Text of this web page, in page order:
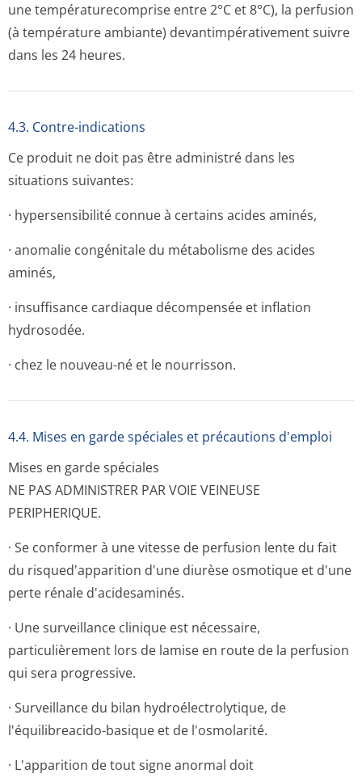
une températurecomprise entre 2°C et 8°C), la perfusion
(à température ambiante) devantimpérati­vement suivre
dans les 24 heures.
4.3. Contre-indications
Ce produit ne doit pas être administré dans les
situations suivantes:
· hypersensibilité connue à certains acides aminés,
· anomalie congénitale du métabolisme des acides
aminés,
· insuffisance cardiaque décompensée et inflation
hydrosodée.
· chez le nouveau-né et le nourrisson.
4.4. Mises en garde spéciales et précautions d'emploi
Mises en garde spéciales
NE PAS ADMINISTRER PAR VOIE VEINEUSE
PERIPHERIQUE.
· Se conformer à une vitesse de perfusion lente du fait
du risqued'apparition d'une diurèse osmotique et d'une
perte rénale d'acidesaminés.
· Une surveillance clinique est nécessaire,
particulièrement lors de lamise en route de la perfusion
qui sera progressive.
· Surveillance du bilan hydroélectroly­tique, de
l'équilibreacido-basique et de l'osmolarité.
· L'apparition de tout signe anormal doit